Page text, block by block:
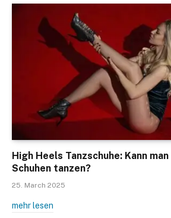
High Heels Tanzschuhe: Kann
Schuhen tanzen?
25. March 2025
mehr lesen